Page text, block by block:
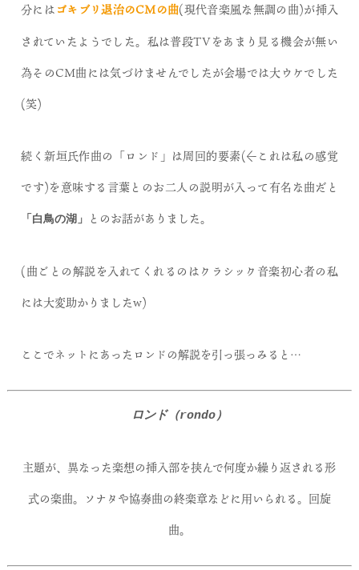
分にはゴキブリ退治のCMの曲(現代音楽風な無調の曲)が挿入
されていたようでした。私は普段TVをあまり見る機会が無い
為そのCM曲には気づけませんでしたが会場では大ウケでした
(笑)
続く新垣氏作曲の「ロンド」は周回的要素(←これは私の感覚
です)を意味する言葉とのお二人の説明が入って有名な曲だと
「白鳥の湖」 とのお話がありました。
(曲ごとの解説を入れてくれるのはクラシック音楽初心者の私
には大変助かりましたw)
ここでネットにあったロンドの解説を引っ張っみると…
ロンド（rondo）
主題が、異なった楽想の挿入部を挟んで何度か繰り返される形
式の楽曲。ソナタや協奏曲の終楽章などに用いられる。回旋
曲。